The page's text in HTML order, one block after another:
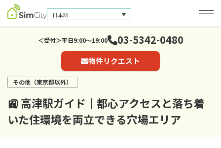
日本語
お問い合わせ
＜受付＞平日9:00～19:00 03-5342-0480
物件リクエスト
その他（東京都以外）
🚉 高津駅ガイド｜都心アクセスと落ち着
いた住環境を両立できる穴場エリア